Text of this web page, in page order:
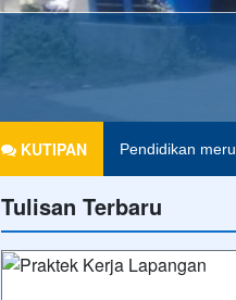
SMK
KUTIPAN Pendidikan
Tulisan Terbaru